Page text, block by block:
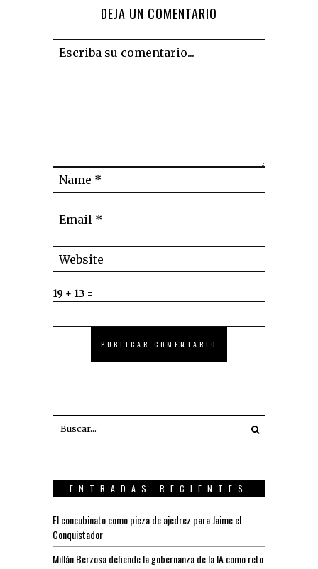
DEJA UN COMENTARIO
19 + 13 =
ENTRADAS RECIENTES
El concubinato como pieza de ajedrez para Jaime el
Conquistador
Millán Berzosa defiende la gobernanza de la IA como reto